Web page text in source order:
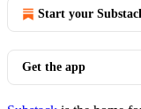
Start your
Get the app